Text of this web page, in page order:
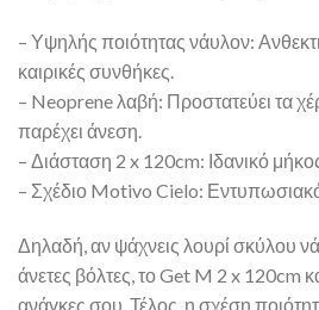
– Υψηλής ποιότητας νάυλον:
καιρικές συνθήκες.
– Neoprene λαβή: Προστατεύει τα
παρέχει άνεση.
– Διάσταση 2 x 120cm: Ιδανικό
– Σχέδιο Motivo Cielo: Εντυπωσιακό
Δηλαδή, αν ψάχνεις λουρί σκύλου
άνετες βόλτες, το Get M 2 x 120cm
ανάγκες σου. Τέλος, η σχέση